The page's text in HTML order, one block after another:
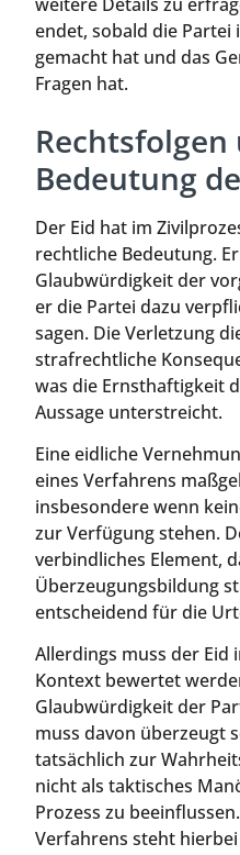
endet, sobald die Partei
gemacht hat und das
Fragen hat.
Rechtsfolgen
Bedeutung
Der Eid hat im
rechtliche Bedeutung.
Glaubwürdigkeit der
er die Partei dazu
sagen. Die Verletzung
strafrechtliche
was die Ernsthaftigkeit
Aussage unterstreicht.
Eine eidliche
eines Verfahrens
insbesondere wenn
zur Verfügung stehen.
verbindliches Element,
Überzeugungsbildung
entscheidend für die
Allerdings muss der Eid
Kontext bewertet
Glaubwürdigkeit der
muss davon überzeugt
tatsächlich zur
nicht als taktisches
Prozess zu
Verfahrens steht